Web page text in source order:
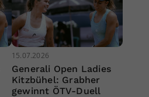
15.07.2026
Generali Open Ladies
Kitzbühel: Grabher
gewinnt ÖTV-Duell